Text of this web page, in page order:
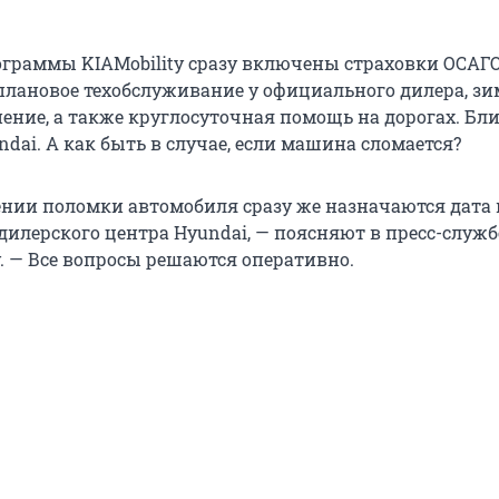
KIAMobility сразу включены страховки
техобслуживание у официального дилера,
а также круглосуточная помощь на дорогах.
А как быть в случае, если машина сломается?
поломки автомобиля сразу же назначаются дата
центра Hyundai, — поясняют в пресс-
— Все вопросы решаются оперативно.